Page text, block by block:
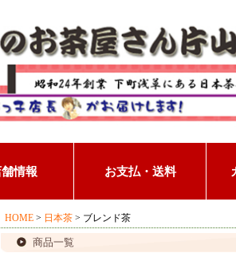
HOME > 日本茶 > ブレンド茶
商品一覧